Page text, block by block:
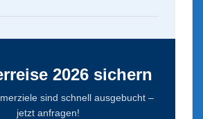
2026 sichern
sind schnell ausgebucht –
jetzt anfragen!